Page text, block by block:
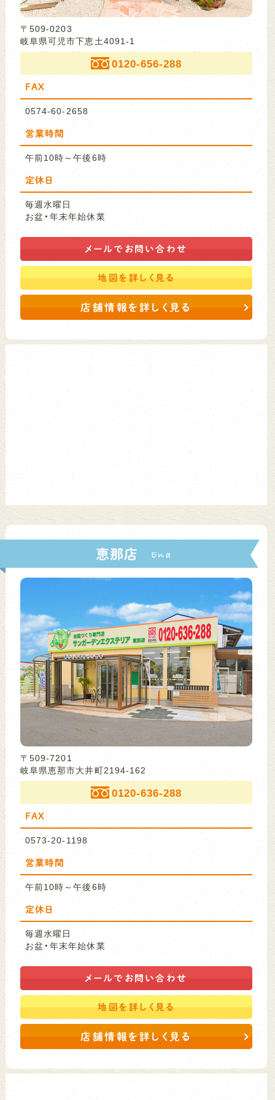
〒509-0203
岐阜県可児市下恵土4091-1
0120-656-288
FAX
0574-60-2658
営業時間
午前10時～午後6時
定休日
毎週水曜日
お盆・年末年始休業
メールで お問い合わせ
地図を詳しく見る
店舗情報を詳しく見る
恵那店
〒509-7201
岐阜県恵那市大井町2194-162
0120-636-288
FAX
0573-20-1198
営業時間
午前10時～午後6時
定休日
毎週水曜日
お盆・年末年始休業
メールで お問い合わせ
地図を詳しく見る
店舗情報を詳しく見る